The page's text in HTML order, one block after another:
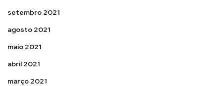
setembro 2021
agosto 2021
maio 2021
abril 2021
março 2021